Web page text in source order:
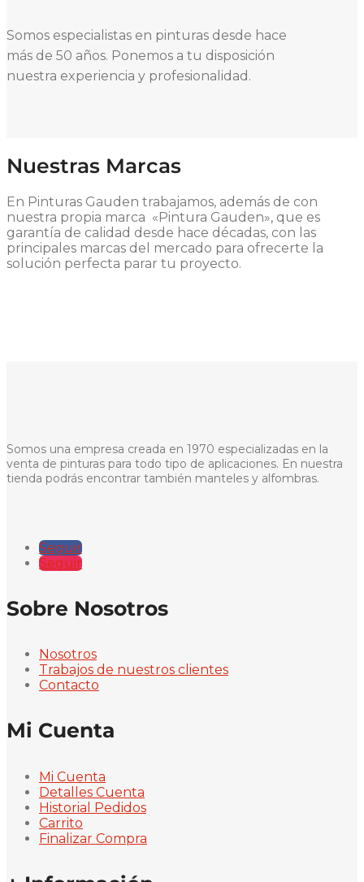
Somos especialistas en pinturas desde hace
más de 50 años. Ponemos a tu disposición
nuestra experiencia y profesionalidad.
Nuestras Marcas
En Pinturas Gauden trabajamos, además de con
nuestra propia marca «Pintura Gauden», que es
garantía de calidad desde hace décadas, con las
principales marcas del mercado para ofrecerte la
solución perfecta parar tu proyecto.
Somos una empresa creada en 1970 especializadas en la
venta de pinturas para todo tipo de aplicaciones. En nuestra
tienda podrás encontrar también manteles y alfombras.
Seguir
Seguir
Sobre Nosotros
Nosotros
Trabajos de nuestros clientes
Contacto
Mi Cuenta
Mi Cuenta
Detalles Cuenta
Historial Pedidos
Carrito
Finalizar Compra